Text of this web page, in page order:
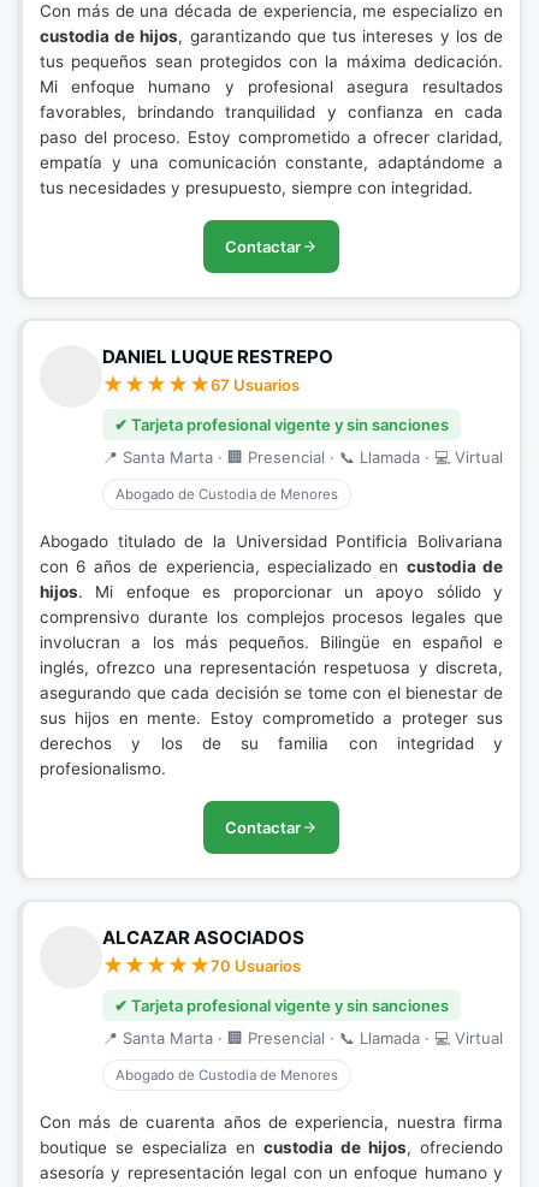
Con más de una década de experiencia, me especializo en
custodia de hijos, garantizando que tus intereses y los de
tus pequeños sean protegidos con la máxima dedicación.
Mi enfoque humano y profesional asegura resultados
favorables, brindando tranquilidad y confianza en cada
paso del proceso. Estoy comprometido a ofrecer claridad,
empatía y una comunicación constante, adaptándome a
tus necesidades y presupuesto, siempre con integridad.
Contactar
DANIEL LUQUE RESTREPO
67 Usuarios
✔ Tarjeta profesional vigente y sin sanciones
📍 Santa Marta · 🏢 Presencial · 📞 Llamada · 💻 Virtual
Abogado de Custodia de Menores
Abogado titulado de la Universidad Pontificia Bolivariana
con 6 años de experiencia, especializado en custodia de
hijos. Mi enfoque es proporcionar un apoyo sólido y
comprensivo durante los complejos procesos legales que
involucran a los más pequeños. Bilingüe en español e
inglés, ofrezco una representación respetuosa y discreta,
asegurando que cada decisión se tome con el bienestar de
sus hijos en mente. Estoy comprometido a proteger sus
derechos y los de su familia con integridad y
profesionalismo.
Contactar
ALCAZAR ASOCIADOS
70 Usuarios
✔ Tarjeta profesional vigente y sin sanciones
📍 Santa Marta · 🏢 Presencial · 📞 Llamada · 💻 Virtual
Abogado de Custodia de Menores
Con más de cuarenta años de experiencia, nuestra firma
boutique se especializa en custodia de hijos, ofreciendo
asesoría y representación legal con un enfoque humano y